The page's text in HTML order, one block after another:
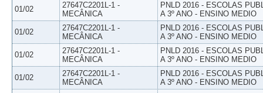
01/02
27647C2201L-1 -
MECÂNICA
PNLD 2016 - ESCOLAS
A 3º ANO - ENSINO MEDIO
01/02
27647C2201L-1 -
MECÂNICA
PNLD 2016 - ESCOLAS
A 3º ANO - ENSINO MEDIO
01/02
27647C2201L-1 -
MECÂNICA
PNLD 2016 - ESCOLAS
A 3º ANO - ENSINO MEDIO
01/02
27647C2201L-1 -
MECÂNICA
PNLD 2016 - ESCOLAS
A 3º ANO - ENSINO MEDIO